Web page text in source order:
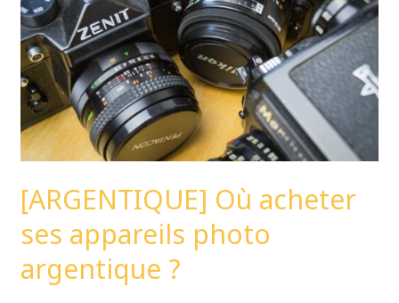
[ARGENTIQUE] Où acheter
ses appareils photo
argentique ?
appareils
photo
argentique
?